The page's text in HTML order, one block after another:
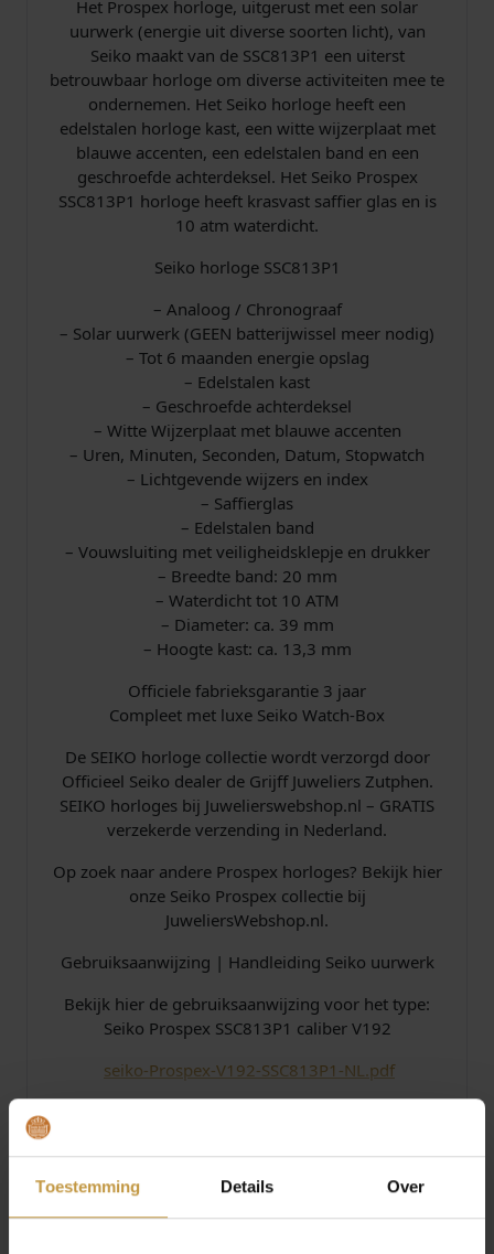
Toestemming Details Over
Het Prospex horloge, uitgerust met een solar
uurwerk (energie uit diverse soorten licht), van
Seiko maakt van de SSC813P1 een uiterst
betrouwbaar horloge om diverse activiteiten mee te
ondernemen. Het Seiko horloge heeft een
edelstalen horloge kast, een witte wijzerplaat met
blauwe accenten, een edelstalen band en een
geschroefde achterdeksel. Het Seiko Prospex
SSC813P1 horloge heeft krasvast saffier glas en is
10 atm waterdicht.
Seiko horloge SSC813P1
– Analoog / Chronograaf
– Solar uurwerk (GEEN batterijwissel meer nodig)
– Tot 6 maanden energie opslag
– Edelstalen kast
– Geschroefde achterdeksel
– Witte Wijzerplaat met blauwe accenten
– Uren, Minuten, Seconden, Datum, Stopwatch
– Lichtgevende wijzers en index
– Saffierglas
– Edelstalen band
– Vouwsluiting met veiligheidsklepje en drukker
– Breedte band: 20 mm
– Waterdicht tot 10 ATM
– Diameter: ca. 39 mm
– Hoogte kast: ca. 13,3 mm
Officiele fabrieksgarantie 3 jaar
Compleet met luxe Seiko Watch-Box
De SEIKO horloge collectie wordt verzorgd door
Officieel Seiko dealer de Grijff Juweliers Zutphen.
SEIKO horloges bij Juwelierswebshop.nl – GRATIS
verzekerde verzending in Nederland.
Op zoek naar andere Prospex horloges? Bekijk hier
onze Seiko Prospex collectie bij
JuweliersWebshop.nl.
Gebruiksaanwijzing | Handleiding Seiko uurwerk
Bekijk hier de gebruiksaanwijzing voor het type:
Seiko Prospex SSC813P1 caliber V192
seiko-Prospex-V192-SSC813P1-NL.pdf
Over Seiko